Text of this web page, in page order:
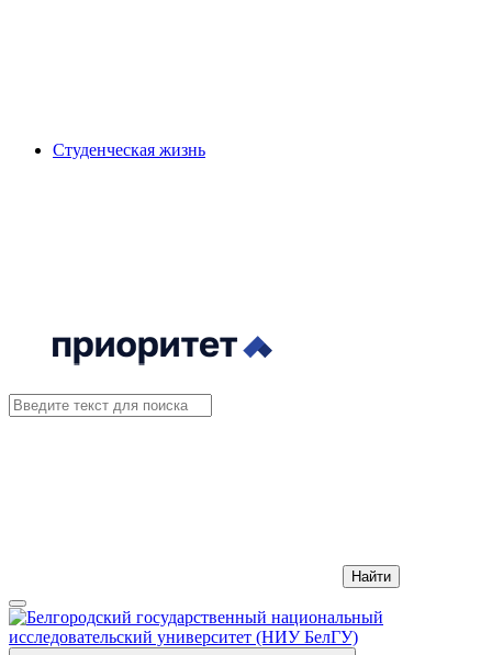
Студенческая жизнь
Найти